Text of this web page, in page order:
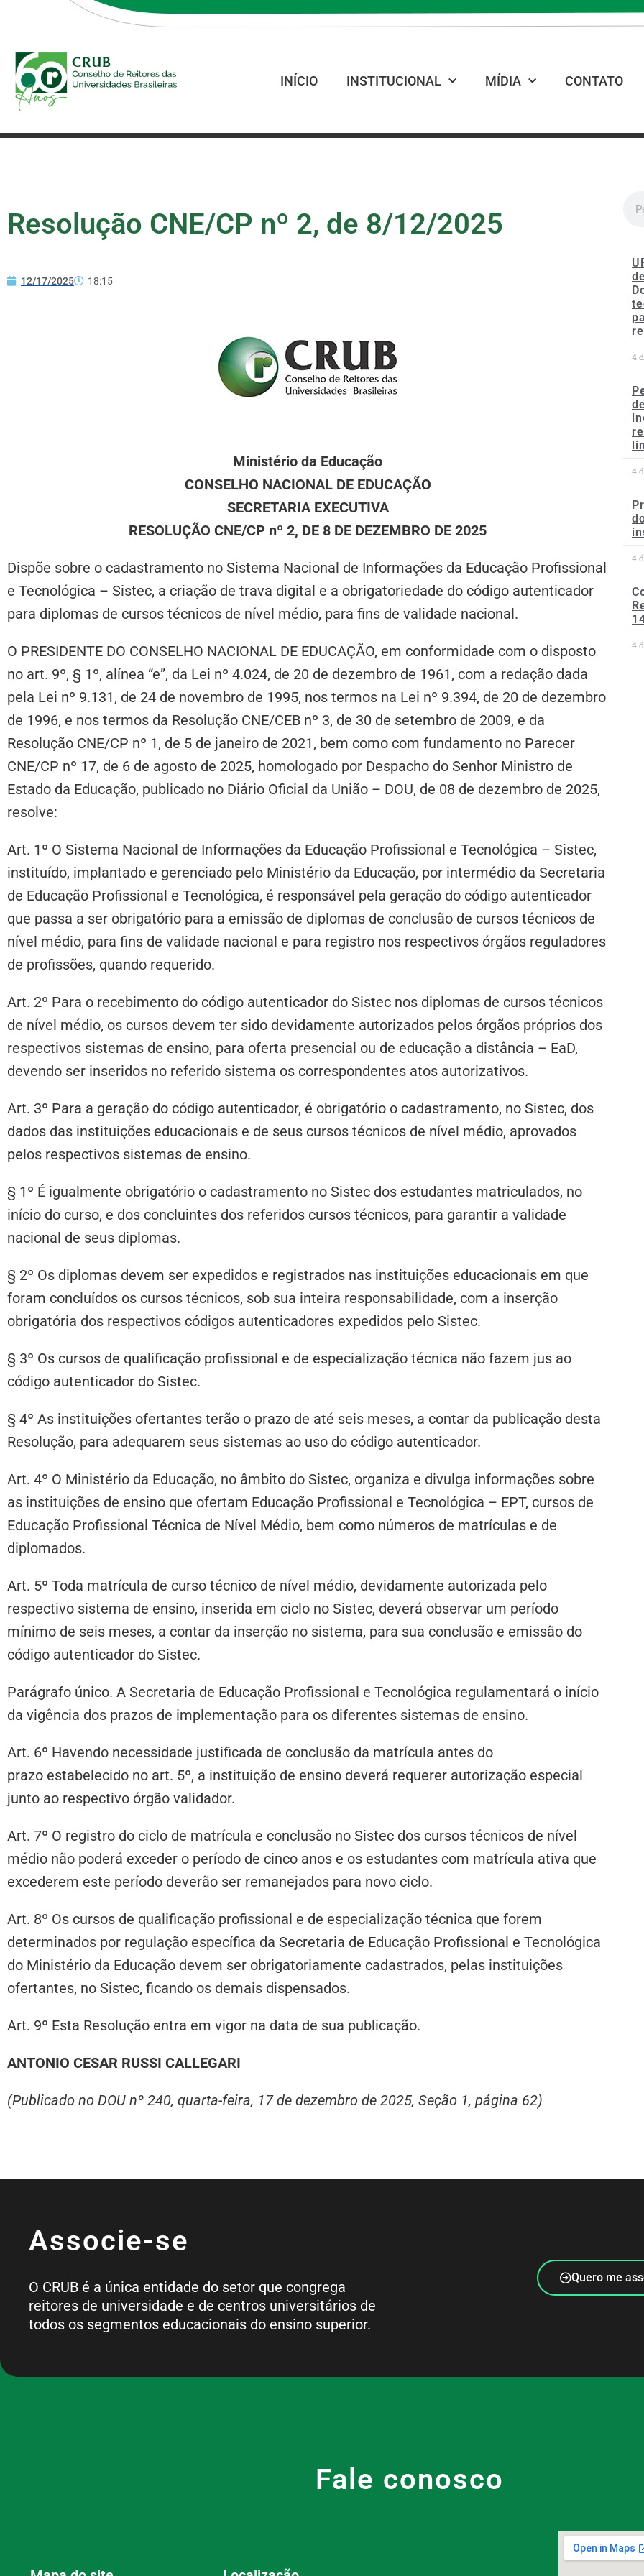
INÍCIO INSTITUCIONAL MÍDIA CONTATO
Resolução CNE/CP nº 2, de 8/12/2025
12/17/2025 18:15
Ministério da Educação
CONSELHO NACIONAL DE EDUCAÇÃO
SECRETARIA EXECUTIVA
RESOLUÇÃO CNE/CP nº 2, DE 8 DE DEZEMBRO DE 2025
Dispõe sobre o cadastramento no Sistema Nacional de Informações da Educação Profissional
e Tecnológica – Sistec, a criação de trava digital e a obrigatoriedade do código autenticador
para diplomas de cursos técnicos de nível médio, para fins de validade nacional.
O PRESIDENTE DO CONSELHO NACIONAL DE EDUCAÇÃO, em conformidade com o disposto
no art. 9º, § 1º, alínea “e”, da Lei nº 4.024, de 20 de dezembro de 1961, com a redação dada
pela Lei nº 9.131, de 24 de novembro de 1995, nos termos na Lei nº 9.394, de 20 de dezembro
de 1996, e nos termos da Resolução CNE/CEB nº 3, de 30 de setembro de 2009, e da
Resolução CNE/CP nº 1, de 5 de janeiro de 2021, bem como com fundamento no Parecer
CNE/CP nº 17, de 6 de agosto de 2025, homologado por Despacho do Senhor Ministro de
Estado da Educação, publicado no Diário Oficial da União – DOU, de 08 de dezembro de 2025,
resolve:
Art. 1º O Sistema Nacional de Informações da Educação Profissional e Tecnológica – Sistec,
instituído, implantado e gerenciado pelo Ministério da Educação, por intermédio da Secretaria
de Educação Profissional e Tecnológica, é responsável pela geração do código autenticador
que passa a ser obrigatório para a emissão de diplomas de conclusão de cursos técnicos de
nível médio, para fins de validade nacional e para registro nos respectivos órgãos reguladores
de profissões, quando requerido.
Art. 2º Para o recebimento do código autenticador do Sistec nos diplomas de cursos técnicos
de nível médio, os cursos devem ter sido devidamente autorizados pelos órgãos próprios dos
respectivos sistemas de ensino, para oferta presencial ou de educação a distância – EaD,
devendo ser inseridos no referido sistema os correspondentes atos autorizativos.
Art. 3º Para a geração do código autenticador, é obrigatório o cadastramento, no Sistec, dos
dados das instituições educacionais e de seus cursos técnicos de nível médio, aprovados
pelos respectivos sistemas de ensino.
§ 1º É igualmente obrigatório o cadastramento no Sistec dos estudantes matriculados, no
início do curso, e dos concluintes dos referidos cursos técnicos, para garantir a validade
nacional de seus diplomas.
§ 2º Os diplomas devem ser expedidos e registrados nas instituições educacionais em que
foram concluídos os cursos técnicos, sob sua inteira responsabilidade, com a inserção
obrigatória dos respectivos códigos autenticadores expedidos pelo Sistec.
§ 3º Os cursos de qualificação profissional e de especialização técnica não fazem jus ao
código autenticador do Sistec.
§ 4º As instituições ofertantes terão o prazo de até seis meses, a contar da publicação desta
Resolução, para adequarem seus sistemas ao uso do código autenticador.
Art. 4º O Ministério da Educação, no âmbito do Sistec, organiza e divulga informações sobre
as instituições de ensino que ofertam Educação Profissional e Tecnológica – EPT, cursos de
Educação Profissional Técnica de Nível Médio, bem como números de matrículas e de
diplomados.
Art. 5º Toda matrícula de curso técnico de nível médio, devidamente autorizada pelo
respectivo sistema de ensino, inserida em ciclo no Sistec, deverá observar um período
mínimo de seis meses, a contar da inserção no sistema, para sua conclusão e emissão do
código autenticador do Sistec.
Parágrafo único. A Secretaria de Educação Profissional e Tecnológica regulamentará o início
da vigência dos prazos de implementação para os diferentes sistemas de ensino.
Art. 6º Havendo necessidade justificada de conclusão da matrícula antes do
prazo estabelecido no art. 5º, a instituição de ensino deverá requerer autorização especial
junto ao respectivo órgão validador.
Art. 7º O registro do ciclo de matrícula e conclusão no Sistec dos cursos técnicos de nível
médio não poderá exceder o período de cinco anos e os estudantes com matrícula ativa que
excederem este período deverão ser remanejados para novo ciclo.
Art. 8º Os cursos de qualificação profissional e de especialização técnica que forem
determinados por regulação específica da Secretaria de Educação Profissional e Tecnológica
do Ministério da Educação devem ser obrigatoriamente cadastrados, pelas instituições
ofertantes, no Sistec, ficando os demais dispensados.
Art. 9º Esta Resolução entra em vigor na data de sua publicação.
ANTONIO CESAR RUSSI CALLEGARI
(Publicado no DOU nº 240, quarta-feira, 17 de dezembro de 2025, Seção 1, página 62)
4
4
4
4
Associe-se
O CRUB é a única entidade do setor que congrega
reitores de universidade e de centros universitários de
todos os segmentos educacionais do ensino superior.
Quero me
Fale conosco